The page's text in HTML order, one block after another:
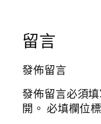
留言
發佈留言
發佈留言必須
開。 必填欄位